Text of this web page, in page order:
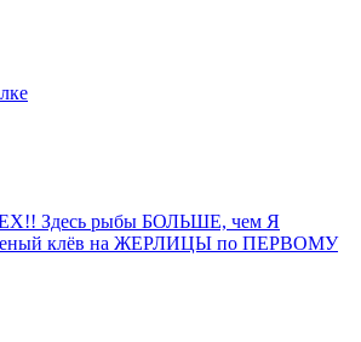
Здесь рыбы БОЛЬШЕ, чем Я
клёв на ЖЕРЛИЦЫ по ПЕРВОМУ